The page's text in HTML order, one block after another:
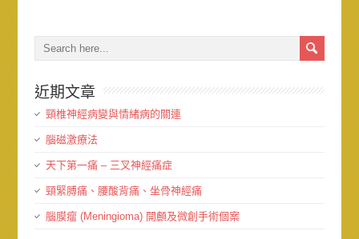
近期文章
頸椎神經病變與情緒病的關連
腦磁激療法
天下第一痛 – 三叉神經痛症
頸緊膊痛、腰酸背痛、坐骨神經痛
腦膜瘤 (Meningioma) 開顱及微創手術個案